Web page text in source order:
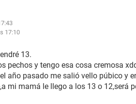
17:10
13.
pechos y tengo esa cosa cremosa
año pasado me salió vello púbico y
mi mamá le llego a los 13 o 12,será